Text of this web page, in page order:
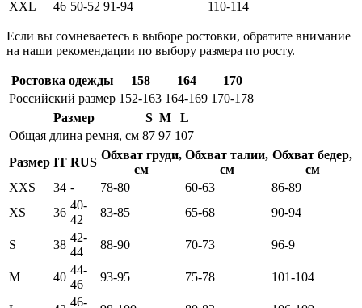
XXL
46 50-52 91-94 110-114
Если вы сомневаетесь в выборе ростовки, обратите внимание
на наши рекомендации по выбору размера по росту.
Ростовка одежды 158 164
170
Российский размер 152-163 164-169 170-178
Размер
S M
L
Общая длина ремня, см 87 97 107
Размер IT RUS
Обхват груди,
см
Обхват талии,
см
Обхват бедер,
см
XXS
34 - 78-80 60-63
86-89
XS
36
40-
42
83-85 65-68 90-94
S 38
42-
44
88-90 70-73 96-9
M 40
44-
46
93-95 75-78 101-104
46-